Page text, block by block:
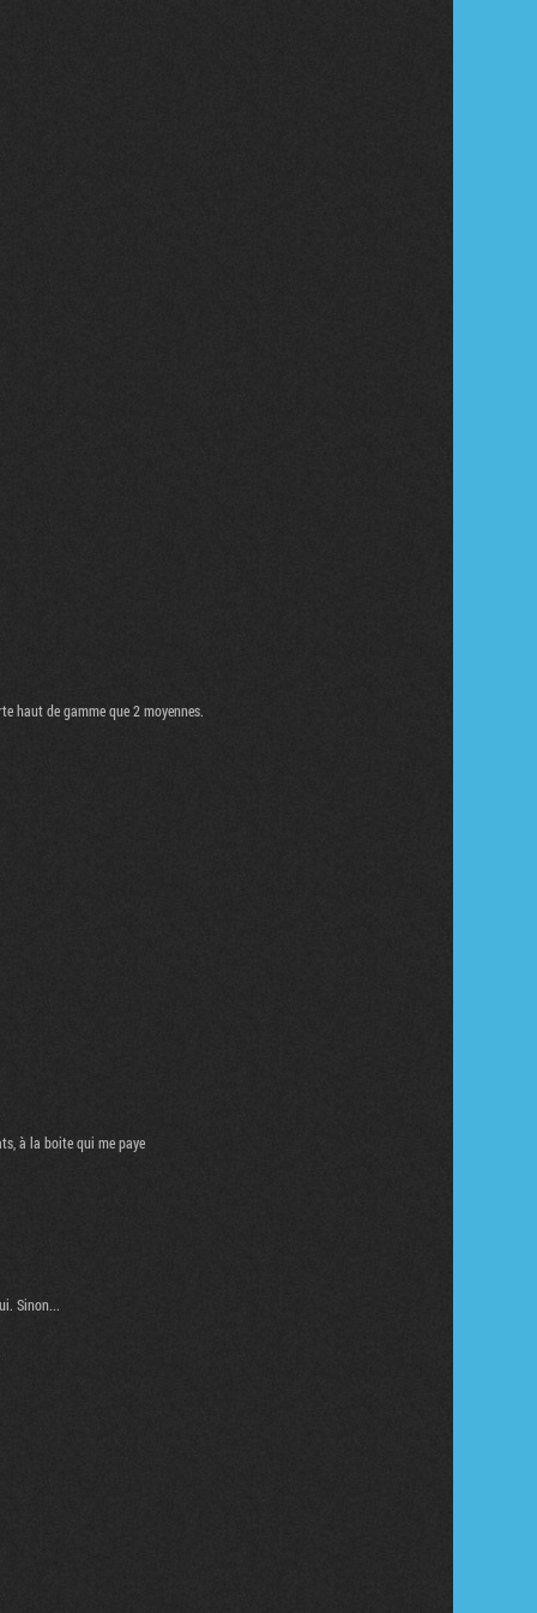
haut de gamme que 2 moyennes.
à la boite qui me paye
Sinon...